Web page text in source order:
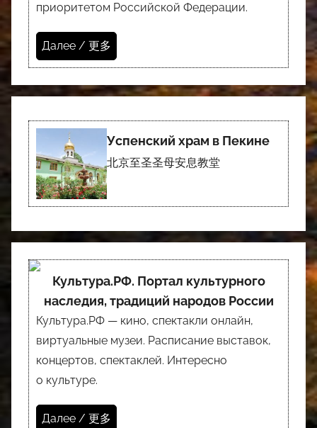
приоритетом Российской Федерации.
Далее / 更多
Успенский храм в Пекине
北京至圣圣母安息教堂
Культура.РФ. Портал культурного
наследия, традиций народов России
Культура.РФ — кино, спектакли онлайн,
виртуальные музеи. Расписание выставок,
концертов, спектаклей. Интересно
о культуре.
Далее / 更多